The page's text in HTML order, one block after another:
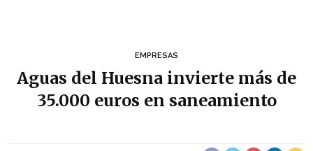
EMPRESAS
Aguas del Huesna invierte más de
35.000 euros en saneamiento